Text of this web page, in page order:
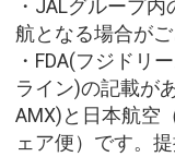
・JALグループ
航となる場合がご
・FDA(フジドリ
ライン)の記載が
AMX)と日本航空
ェア便）です。